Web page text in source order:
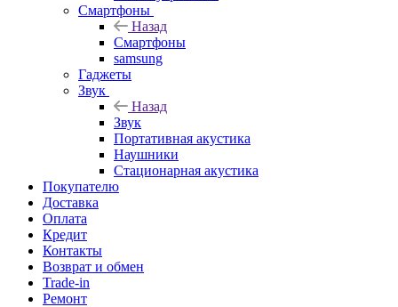
Смартфоны
Назад
Смартфоны
samsung
Гаджеты
Звук
Назад
Звук
Портативная акустика
Наушники
Стационарная акустика
Покупателю
Доставка
Оплата
Кредит
Контакты
Возврат и обмен
Trade-in
Ремонт